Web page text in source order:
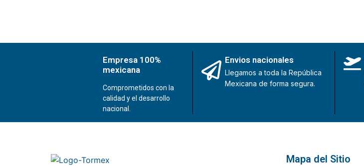
Empresa 100%
mexicana
Comprometidos con la
calidad y el desarrollo
nacional.
Envios nacionales
Llegamos a toda la República
Mexicana de forma segura.
Mapa del Sitio